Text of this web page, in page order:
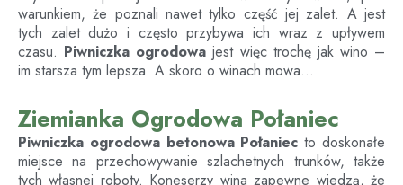
warunkiem, że poznali nawet tylko część jej zalet. A jest
tych zalet dużo i często przybywa ich wraz z upływem
czasu. Piwniczka ogrodowa jest więc trochę jak wino –
im starsza tym lepsza. A skoro o winach mowa…
Ziemianka Ogrodowa Połaniec
Piwniczka ogrodowa betonowa Połaniecto doskonałe
miejsce na przechowywanie szlachetnych trunków, także
tych własnej roboty. Koneserzy wina zapewne wiedzą, że